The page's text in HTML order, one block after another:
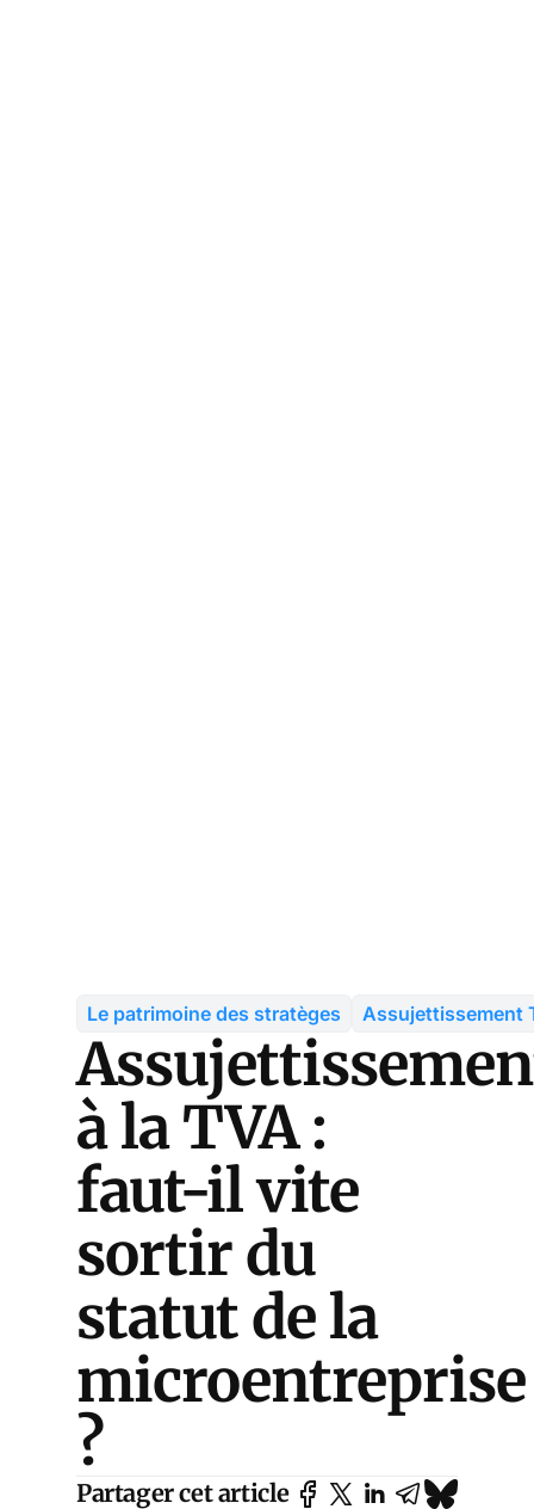
Le patrimoine des stratèges Assujettissement
à la TVA :
faut-il vite
sortir du
statut de la
microentreprise
?
Partager cet article